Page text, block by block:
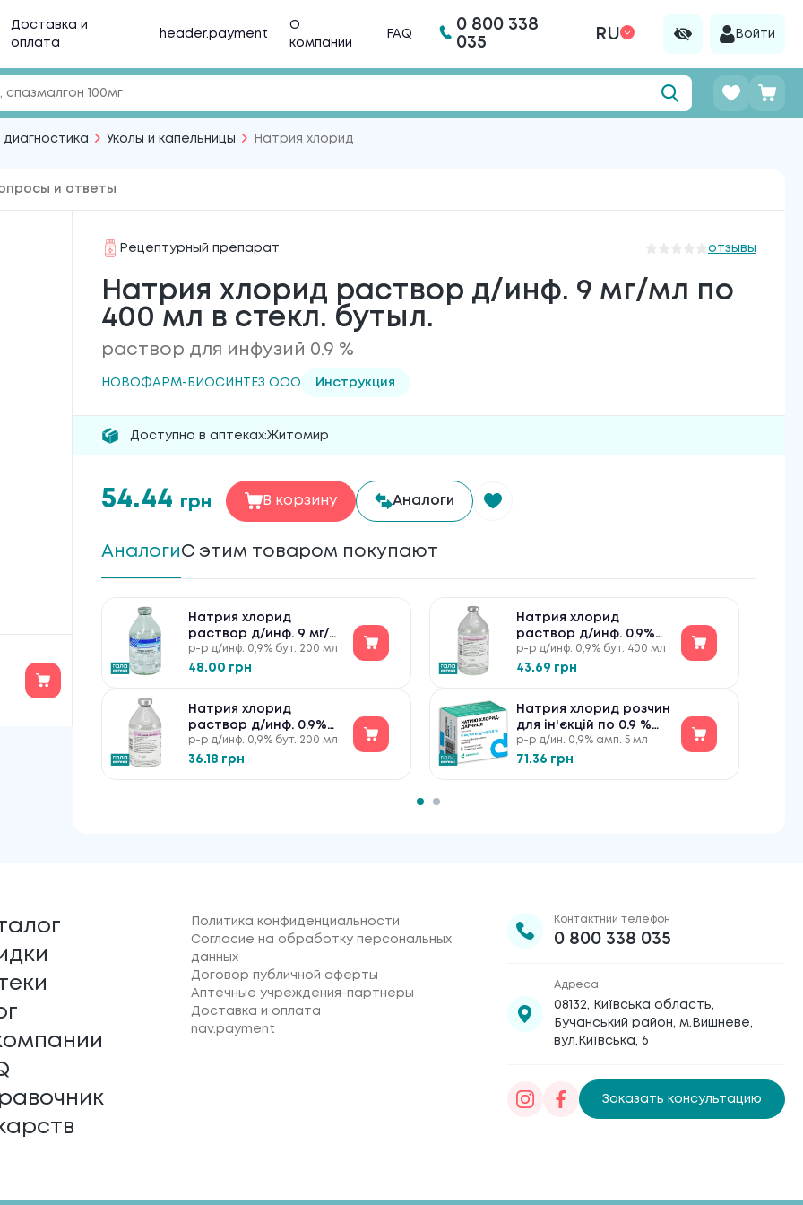
Доставка и
оплата
header.payment
О
компании
FAQ
0 800 338
035
RU Войти
Уколы и капельницы Натрия хлорид
и ответы
Рецептурный препарат отзывы
Натрия хлорид раствор д/инф. 9 мг/мл по
400 мл в стекл. бутыл.
раствор для инфузий 0.9 %
НОВОФАРМ-БИОСИНТЕЗ ООО Инструкция
Доступно в аптеках:Житомир
54.44 грн В корзину Аналоги
АналогиС этим товаром покупают
Натрия хлорид
раствор д/инф. 9 мг/
мл по 200 мл в бутыл.
р-р д/инф. 0,9% бут. 200 мл
48.00 грн
Натрия хлорид
раствор д/инф. 0.9%
по 200 мл в бутыл.
р-р д/инф. 0,9% бут. 200 мл
36.18 грн
Натрия хлорид
раствор д/инф. 0.9%
по 400 мл в бутыл.
р-р д/инф. 0,9% бут. 400 мл
43.69 грн
Натрия хлорид розчин
для ін'єкцій по 0.9 %
№10
р-р д/ин. 0,9% амп. 5 мл
71.36 грн
Политика конфиденциальности
Согласие на обработку персональных
данных
Договор публичной оферты
Аптечные учреждения-партнеры
Доставка и оплата
nav.payment
Контактний телефон
0 800 338 035
Адреса
08132, Київська область,
Бучанський район, м.Вишневе,
вул.Київська, 6
Заказать консультацию